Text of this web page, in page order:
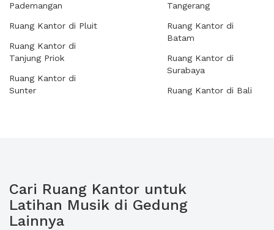
Pademangan
Ruang Kantor di Pluit
Ruang Kantor di
Tanjung Priok
Ruang Kantor di
Sunter
Tangerang
Ruang Kantor di
Batam
Ruang Kantor di
Surabaya
Ruang Kantor di Bali
Cari Ruang Kantor untuk
Latihan Musik di Gedung
Lainnya